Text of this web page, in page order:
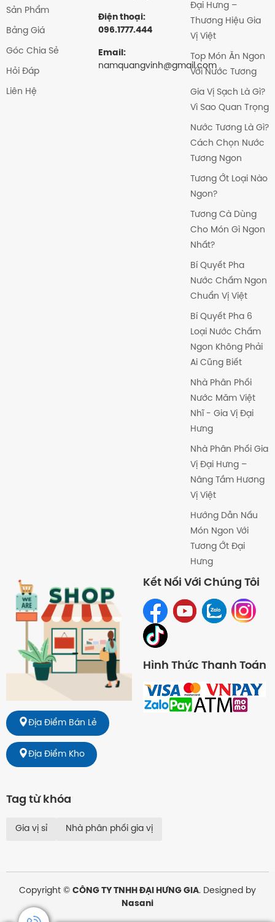
Sản Phẩm
Bảng Giá
Góc Chia Sẻ
Hỏi Đáp
Liên Hệ
Điện thoại:
096.1777.444
Email:
namquangvinh@gmail.com
Đại Hưng –
Thương Hiệu Gia
Vị Việt
Top Món Ăn Ngon
Với Nước Tương
Gia Vị Sạch Là Gì?
Vì Sao Quan Trọng
Nước Tương Là Gì?
Cách Chọn Nước
Tương Ngon
Tương Ớt Loại Nào
Ngon?
Tương Cà Dùng
Cho Món Gì Ngon
Nhất?
Bí Quyết Pha
Nước Chấm Ngon
Chuẩn Vị Việt
Bí Quyết Pha 6
Loại Nước Chấm
Ngon Không Phải
Ai Cũng Biết
Nhà Phân Phối
Nước Măm Việt
Nhĩ - Gia Vị Đại
Hưng
Nhà Phân Phối Gia
Vị Đại Hưng –
Nâng Tầm Hương
Vị Việt
Hướng Dẫn Nấu
Món Ngon Với
Tương Ớt Đại
Hưng
Địa Điểm Bán Lẻ
Địa Điểm Kho
Kết Nối Với Chúng Tôi
Hình Thức Thanh Toán
Tag từ khóa
Gia vị sỉ Nhà phân phối gia vị
Copyright © CÔNG TY TNHH ĐẠI HƯNG GIA. Designed by
Nasani